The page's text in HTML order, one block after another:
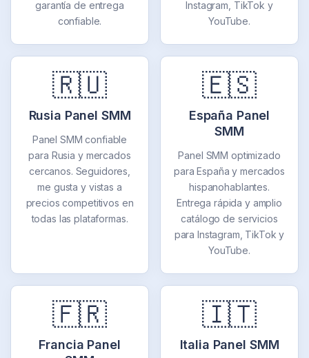
garantía de entrega
confiable.
Instagram, TikTok y
YouTube.
🇷🇺
Rusia Panel SMM
Panel SMM confiable
para Rusia y mercados
cercanos. Seguidores,
me gusta y vistas a
precios competitivos en
todas las plataformas.
🇪🇸
España Panel
SMM
Panel SMM optimizado
para España y mercados
hispanohablantes.
Entrega rápida y amplio
catálogo de servicios
para Instagram, TikTok y
YouTube.
🇫🇷
Francia Panel
🇮🇹
Italia Panel SMM